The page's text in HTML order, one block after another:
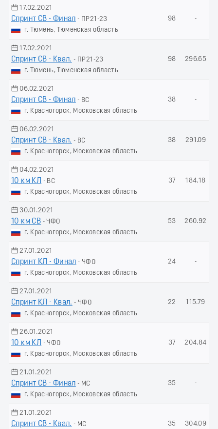
17.02.2021
Спринт СВ - Финал - ПР21-23
г. Тюмень, Тюменская область
98 -
17.02.2021
Спринт СВ - Квал. - ПР21-23
г. Тюмень, Тюменская область
98 296.65
06.02.2021
Спринт СВ - Финал - ВС
г. Красногорск, Московская область
38 -
06.02.2021
Спринт СВ - Квал. - ВС
г. Красногорск, Московская область
38 291.09
04.02.2021
10 км КЛ
- ВС
г. Красногорск, Московская область
37 184.18
30.01.2021
10 км СВ - ЧФО
г. Красногорск, Московская область
53 260.92
27.01.2021
Спринт КЛ - Финал - ЧФО
г. Красногорск, Московская область
24 -
27.01.2021
Спринт КЛ - Квал. - ЧФО
г. Красногорск, Московская область
22 115.79
26.01.2021
10 км КЛ
- ЧФО
г. Красногорск, Московская область
37 204.84
21.01.2021
Спринт СВ - Финал - МС
г. Красногорск, Московская область
35 -
21.01.2021
Спринт СВ - Квал. - МС
35 304.09